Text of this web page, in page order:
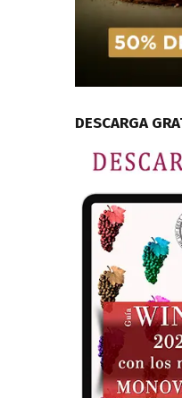
DESCARGA